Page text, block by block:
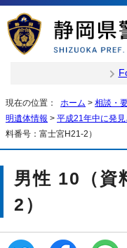
現在の位置： ホーム > 相談・
明遺体情報 > 平成21年中に発見
料番号：富士宮H21-2）
男性 10（資
2）